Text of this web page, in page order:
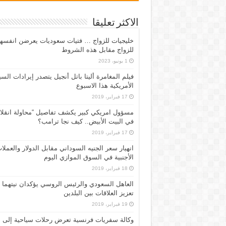
الاكثر تعليقا
خليجيات للزواج … فتيات سعوديات يعرضن
للزواج مقابل هذه الشروط
1 يونيو، 2023
فيلم المغامرة أليتا‭ ‬باتل أنجيل يتصدر إيرادات
الأمريكية هذا الاسبوع
17 فبراير، 2019
مسؤول امريكي كبير يكشف تفاصيل “محاولة
في البيت الأبيض.. كيف نجا ترامب؟
17 فبراير، 2019
انهيار سعر الجنيه السوداني مقابل الدولار
الأجنبية في السوق الموازي اليوم
18 فبراير، 2019
العاهل السعودي والرئيس الروسي يؤكدان نيتهما
تعزيز العلاقات بين البلدين
19 فبراير، 2019
وكالة سفريات فرنسية تعرض رحلات سياحية إلى